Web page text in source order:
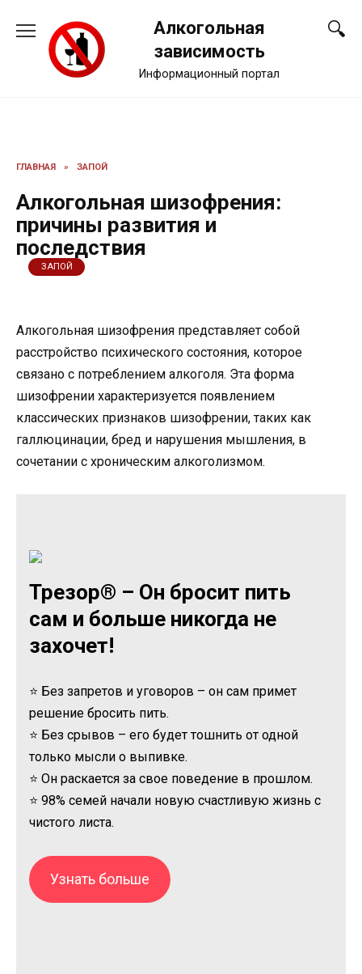
содержанию
Алкогольная
зависимость
Информационный портал
ГЛАВНАЯ » ЗАПОЙ
Алкогольная шизофрения:
причины развития и
последствия
ЗАПОЙ
Алкогольная шизофрения представляет собой
расстройство психического состояния, которое
связано с потреблением алкоголя. Эта форма
шизофрении характеризуется появлением
классических признаков шизофрении, таких как
галлюцинации, бред и нарушения мышления, в
сочетании с хроническим алкоголизмом.
Трезор® – Он бросит пить
сам и больше никогда не
захочет!
⭐ Без запретов и уговоров – он сам примет
решение бросить пить.
⭐ Без срывов – его будет тошнить от одной
только мысли о выпивке.
⭐ Он раскается за свое поведение в прошлом.
⭐ 98% семей начали новую счастливую жизнь с
чистого листа.
Узнать больше